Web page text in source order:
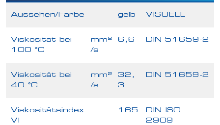
Aussehen/Farbe gelb VISUELL
Viskosität bei
100 °C
mm²
/s
6,6 DIN 51659-2
Viskosität bei
40 °C
mm²
/s
32,
3
DIN 51659-2
Viskositätsindex
VI
165
DIN ISO
2909